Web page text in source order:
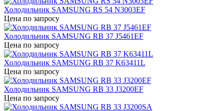
Холодильник SAMSUNG RS 54 N3003EF
Цена по запросу
Холодильник SAMSUNG RB 37 J5461EF
Цена по запросу
Холодильник SAMSUNG RB 37 K63411L
Цена по запросу
Холодильник SAMSUNG RB 33 J3200EF
Цена по запросу